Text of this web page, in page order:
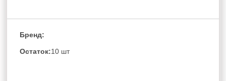
Бренд:
Остаток:10 шт